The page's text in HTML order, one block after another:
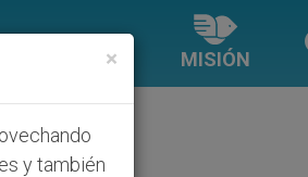
MISIÓN
×
y también